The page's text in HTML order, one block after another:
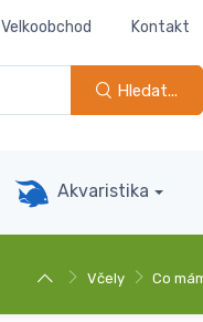
Velkoobchod Kontakt
Hledat...
Akvaristika
Včely Co